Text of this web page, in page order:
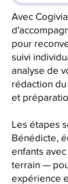
Avec
pour
suivi
analyse de
rédaction
et
Les étapes
Bénédicte,
enfants
terrain —
expérience